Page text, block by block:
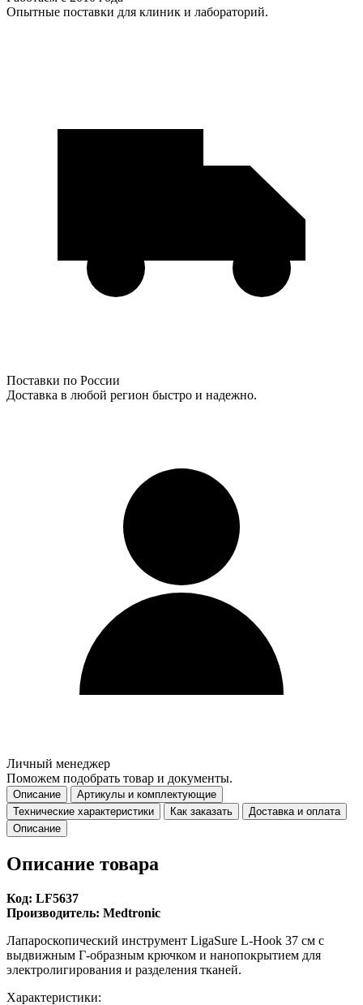
Опытные поставки для клиник и лабораторий.
Поставки по России
Доставка в любой регион быстро и надежно.
Личный менеджер
Поможем подобрать товар и документы.
Описание
Артикулы и комплектующие
Технические характеристики
Как заказать
Доставка и оплата
Описание
Описание товара
Код: LF5637
Производитель: Medtronic
Лапароскопический инструмент LigaSure L-Hook 37 см с
выдвижным Г-образным крючком и нанопокрытием для
электролигирования и разделения тканей.
Характеристики: